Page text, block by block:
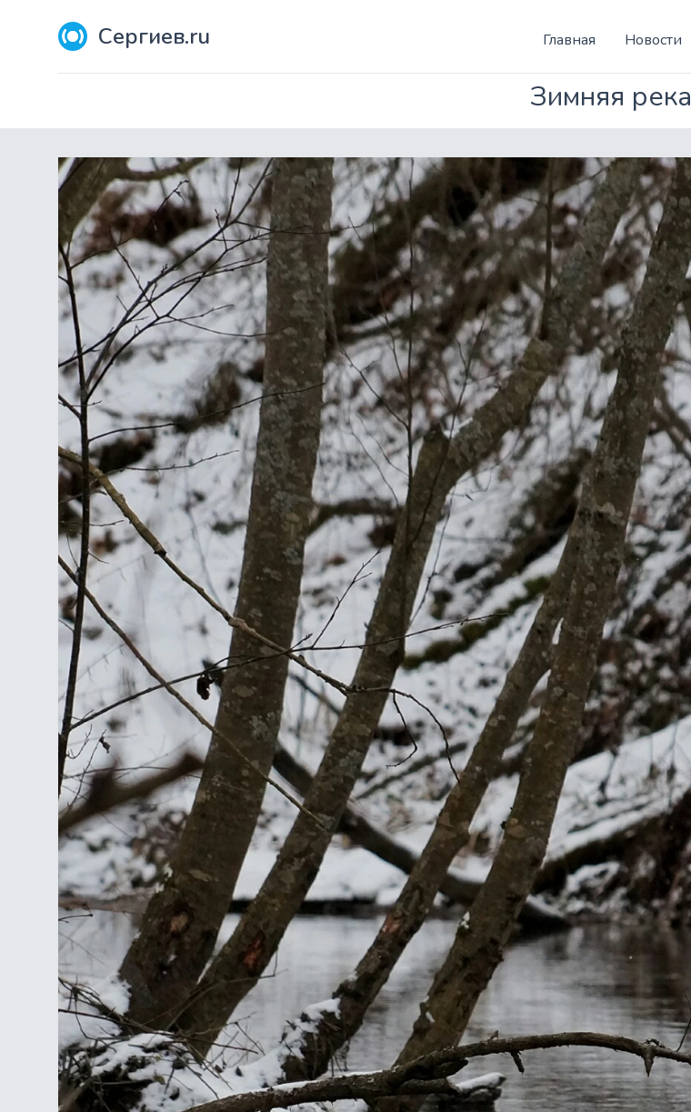
Сергиев.ru Главная Новости
Зимняя река